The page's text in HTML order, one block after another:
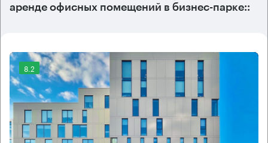
аренде офисных помещений в бизнес-парке::
8.2